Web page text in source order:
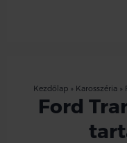
Kezdőlap » Karosszéria »
Ford